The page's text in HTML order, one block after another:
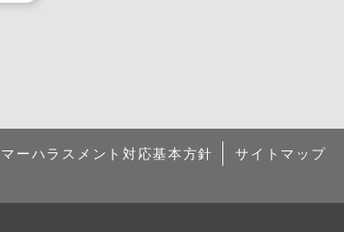
ーハラスメント対応基本方針
サイトマップ